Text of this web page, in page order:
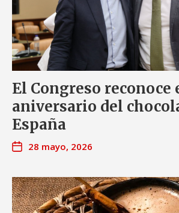
El Congreso reconoce
aniversario del
España
28 mayo, 2026